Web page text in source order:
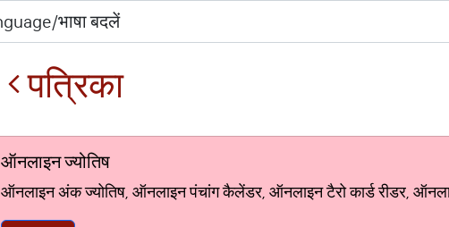
पत्रिका
ऑनलाइन ज्योतिष
ऑनलाइन अंक ज्योतिष, ऑनलाइन पंचांग कैलेंडर, ऑनलाइन टैरो कार्ड रीडर,